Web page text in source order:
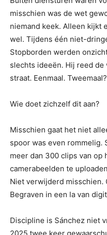
misschien was de wet
niemand keek. Alleen kijkt
wel. Tijdens één niet-
Stopborden werden
slechts ideeën. Hij reed
straat. Eenmaal.
Wie doet zichzelf dit aan?
Misschien gaat het niet
spoor was even rommelig.
meer dan 300 clips van op
camerabeelden te
Niet verwijderd misschien.
Begraven in een la van
Discipline is Sánchez niet